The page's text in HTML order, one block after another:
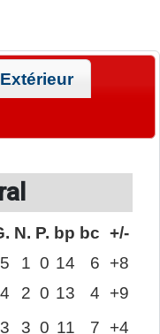
Extérieur
N. P. bp bc +/-
5 1 0 14 6
+8
4 2 0 13 4
+9
3 3 0 11 7 +4